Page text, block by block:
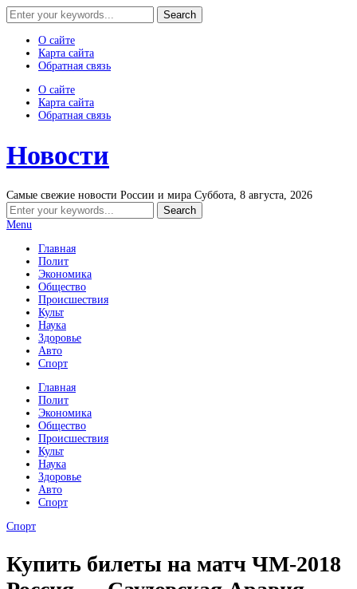
О сайте
Карта сайта
Обратная связь
О сайте
Карта сайта
Обратная связь
Новости
Самые свежие новости России и мира Суббота, 8 августа, 2026
Menu
Главная
Полит
Экономика
Общество
Происшествия
Культ
Наука
Здоровье
Авто
Спорт
Главная
Полит
Экономика
Общество
Происшествия
Культ
Наука
Здоровье
Авто
Спорт
Спорт
Купить билеты на матч ЧМ-2018